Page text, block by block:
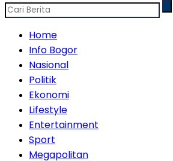
Home
Info Bogor
Nasional
Politik
Ekonomi
Lifestyle
Entertainment
Sport
Megapolitan